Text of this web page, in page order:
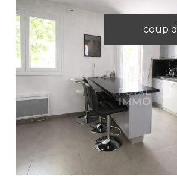
coup
Voir le bien